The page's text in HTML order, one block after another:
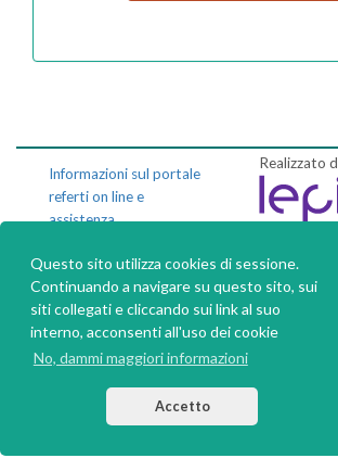
Questo sito utilizza cookies di sessione.
Continuando a navigare su questo sito, sui
siti collegati e cliccando sui link al suo
interno, acconsenti all'uso dei cookie
No, dammi maggiori informazioni
Accetto
Informazioni sul portale
referti on line e
assistenza
Privacy policy
Dichiarazione di
accessibilità
Realizzato